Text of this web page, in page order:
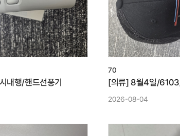
행/핸드선풍기
70
[의류] 8월4일/
2026-08-04